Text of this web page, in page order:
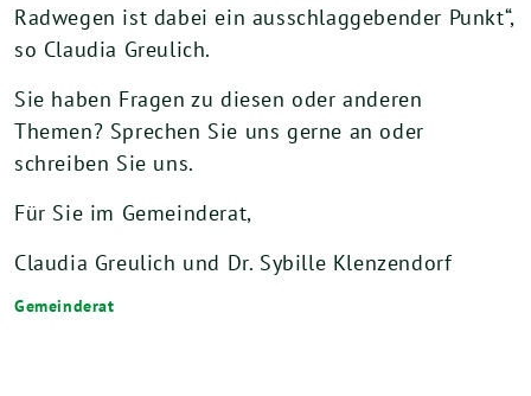
Radwegen ist dabei ein ausschlaggebender Punkt“,
so Claudia Greulich.
Sie haben Fragen zu diesen oder anderen
Themen? Sprechen Sie uns gerne an oder
schreiben Sie uns.
Für Sie im Gemeinderat,
Claudia Greulich und Dr. Sybille Klenzendorf
Gemeinderat